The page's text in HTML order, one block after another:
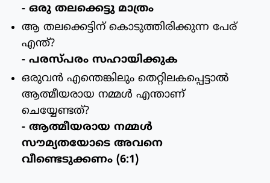
- ഒരു തലക്കെട്ടു മാത്രം
ആ തലക്കെട്ടിന് കൊടുത്തിരിക്കുന്ന പേര്
എന്ത്?
- പരസ്പരം സഹായിക്കുക
ഒരുവന്‍ എന്തെങ്കിലും തെറ്റിലകപ്പെട്ടാല്‍
ആത്മീയരായ നമ്മള്‍ എന്താണ്
ചെയ്യേണ്ടത്?
- ആത്മീയരായ നമ്മള്‍
സൗമ്യതയോടെ അവനെ
വീണ്ടെടുക്കണം (6:1)